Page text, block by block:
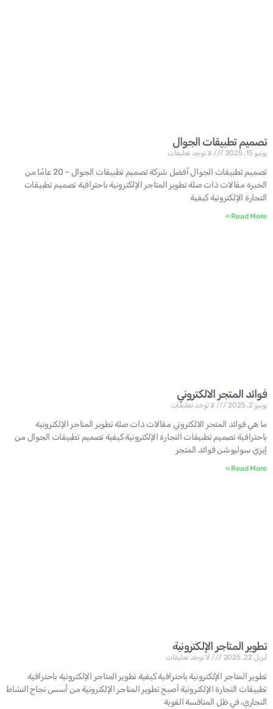
تصميم تطبيقات الجوال
يونيو 15, 2025 لا توجد تعليقات
تصميم تطبيقات الجوال أفضل شركة تصميم تطبيقات الجوال – 20 عامًا من
الخبرة مقالات ذات صلة تطوير المتاجر الإلكترونية باحترافية تصميم تطبيقات
التجارة الإلكترونية كيفية
Read More »
فوائد المتجر الالكتروني
يونيو 2, 2025 لا توجد تعليقات
ما هي فوائد المتجر الالكتروني مقالات ذات صلة تطوير المتاجر الإلكترونية
باحترافية تصميم تطبيقات التجارة الإلكترونية كيفية تصميم تطبيقات الجوال من
إيزي سوليوشن فوائد المتجر
Read More »
تطوير المتاجر الإلكترونية
أبريل 22, 2025 لا توجد تعليقات
تطوير المتاجر الإلكترونية باحترافية كيفية تطوير المتاجر الإلكترونية باحترافية
تطبيقات التجارة الإلكترونية أصبح تطوير المتاجر الإلكترونية من أسس نجاح النشاط
التجاري، في ظل المنافسة القوية